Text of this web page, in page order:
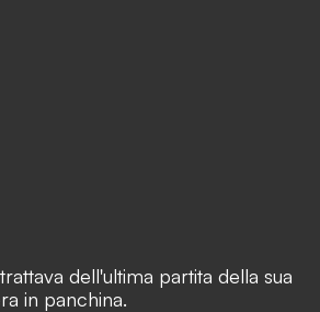
dell'ultima partita della sua
in panchina.